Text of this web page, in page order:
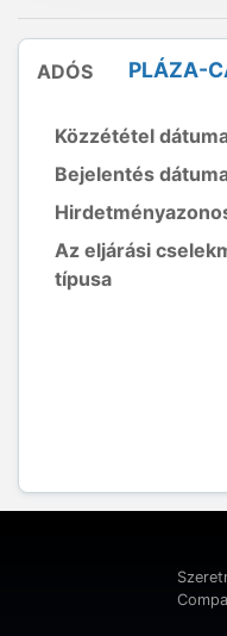
ADÓS PLÁZA-
Közzététel
Bejelentés
Az eljárási
típusa